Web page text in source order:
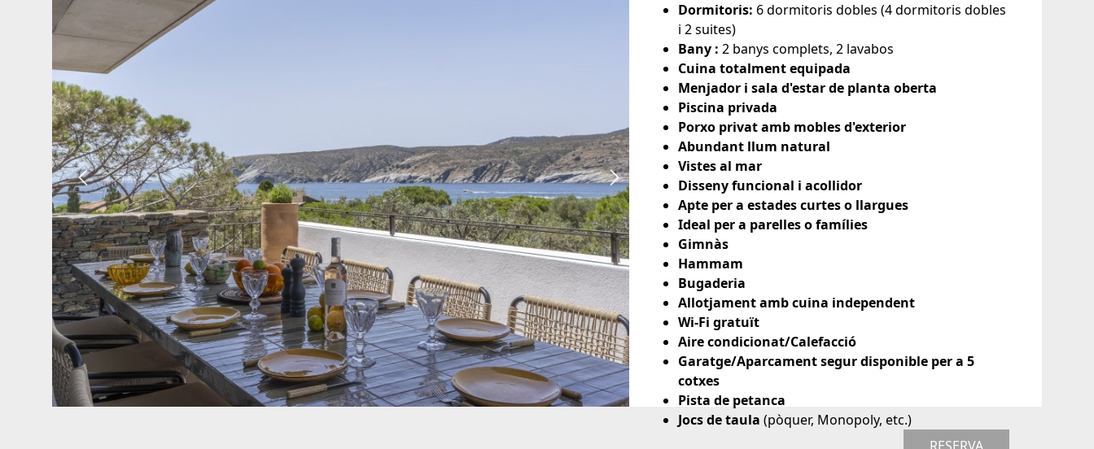
Dormitoris: 6 dormitoris dobles (4 dormitoris dobles
i 2 suites)
Bany : 2 banys complets, 2 lavabos
Cuina totalment equipada
Menjador i sala d'estar de planta oberta
Piscina privada
Porxo privat amb mobles d'exterior
Abundant llum natural
Vistes al mar
Disseny funcional i acollidor
Apte per a estades curtes o llargues
Ideal per a parelles o famílies
Gimnàs
Hammam
Bugaderia
Allotjament amb cuina independent
Wi-Fi gratuït
Aire condicionat/Calefacció
Garatge/Aparcament segur disponible per a 5
cotxes
Pista de petanca
Jocs de taula(pòquer, Monopoly, etc.)